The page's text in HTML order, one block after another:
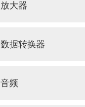
放大器
数据转换器
音频